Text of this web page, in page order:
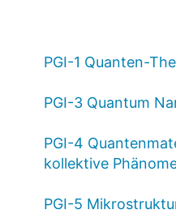
PGI-1 Quanten-
PGI-3 Quantum
PGI-4
kollektive
PGI-5